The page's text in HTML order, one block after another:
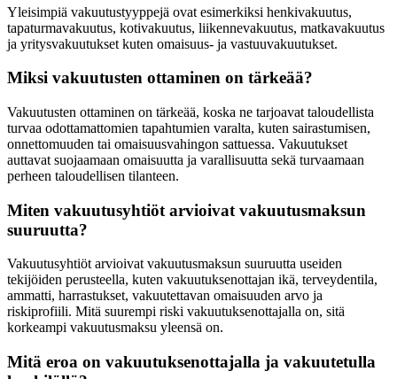
Yleisimpiä vakuutustyyppejä ovat esimerkiksi henkivakuutus,
tapaturmavakuutus, kotivakuutus, liikennevakuutus, matkavakuutus
ja yritysvakuutukset kuten omaisuus- ja vastuuvakuutukset.
Miksi vakuutusten ottaminen on tärkeää?
Vakuutusten ottaminen on tärkeää, koska ne tarjoavat taloudellista
turvaa odottamattomien tapahtumien varalta, kuten sairastumisen,
onnettomuuden tai omaisuusvahingon sattuessa. Vakuutukset
auttavat suojaamaan omaisuutta ja varallisuutta sekä turvaamaan
perheen taloudellisen tilanteen.
Miten vakuutusyhtiöt arvioivat vakuutusmaksun
suuruutta?
Vakuutusyhtiöt arvioivat vakuutusmaksun suuruutta useiden
tekijöiden perusteella, kuten vakuutuksenottajan ikä, terveydentila,
ammatti, harrastukset, vakuutettavan omaisuuden arvo ja
riskiprofiili. Mitä suurempi riski vakuutuksenottajalla on, sitä
korkeampi vakuutusmaksu yleensä on.
Mitä eroa on vakuutuksenottajalla ja vakuutetulla